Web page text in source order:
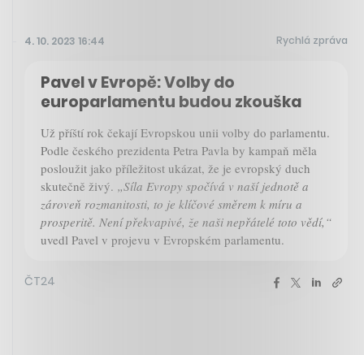
4. 10. 2023 16:44 Rychlá zpráva
Pavel v Evropě: Volby do
europarlamentu budou zkouška
Už příští rok čekají Evropskou unii volby do parlamentu.
Podle českého prezidenta Petra Pavla by kampaň měla
posloužit jako příležitost ukázat, že je evropský duch
skutečně živý. „Síla Evropy spočívá v naší jednotě a
zároveň rozmanitosti, to je klíčové směrem k míru a
prosperitě. Není překvapivé, že naši nepřátelé toto vědí,“
uvedl Pavel v projevu v Evropském parlamentu.
ČT24